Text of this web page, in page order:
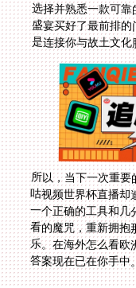
是连接你与故土文
所以，当下一次重要
咕视频世界杯直播却
一个正确的工具和几
看的魔咒，重新拥抱
乐。在海外怎么看欧
答案现在已在你手中